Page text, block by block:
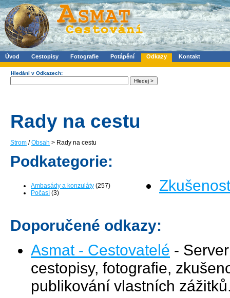
Úvod Cestopisy Fotografie Potápění Odkazy Kontakt
Hledání v Odkazech:
Rady na cestu
Strom /Obsah > Rady na cestu
Podkategorie:
Ambasády a konzuláty (257)
Počasí (3)
Doporučené odkazy:
Asmat - Cestovatelé -
cestopisy, fotografie,
publikování vlastních